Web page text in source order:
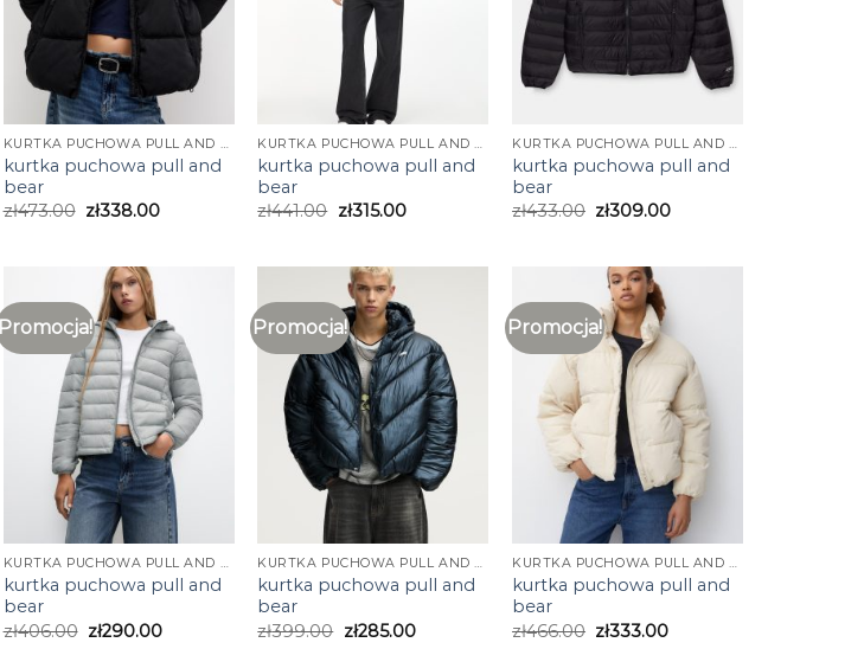
KURTKA PUCHOWA PULL AND BEAR
kurtka puchowa pull and
bear
zł473.00 zł338.00
KURTKA PUCHOWA PULL AND BEAR
kurtka puchowa pull and
bear
zł441.00 zł315.00
KURTKA PUCHOWA PULL AND BEAR
kurtka puchowa pull and
bear
zł433.00 zł309.00
Promocja!
KURTKA PUCHOWA PULL AND BEAR
kurtka puchowa pull and
bear
zł406.00 zł290.00
Promocja!
KURTKA PUCHOWA PULL AND BEAR
kurtka puchowa pull and
bear
zł399.00 zł285.00
Promocja!
KURTKA PUCHOWA PULL AND BEAR
kurtka puchowa pull and
bear
zł466.00 zł333.00